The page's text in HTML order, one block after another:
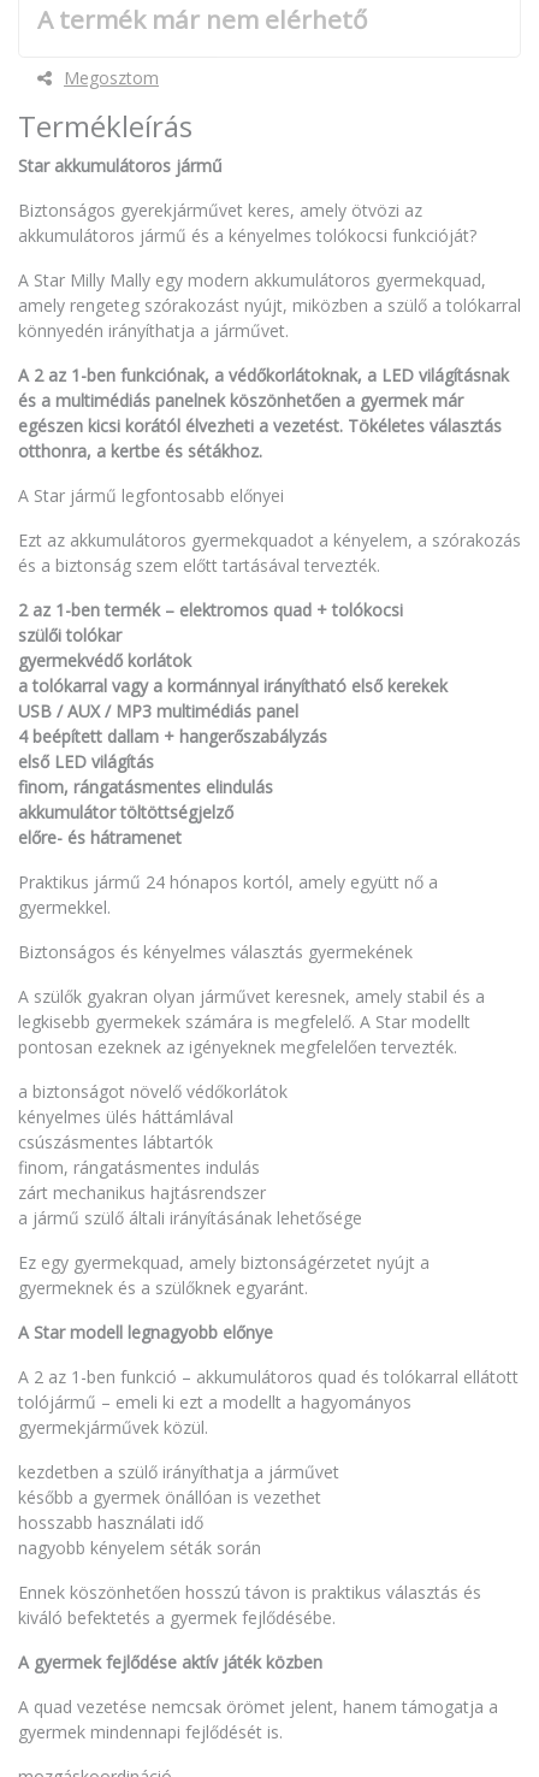
A termék már nem elérhető
Megosztom
Termékleírás
Star akkumulátoros jármű
Biztonságos gyerekjárművet keres, amely ötvözi az
akkumulátoros jármű és a kényelmes tolókocsi funkcióját?
A Star Milly Mally egy modern akkumulátoros gyermekquad,
amely rengeteg szórakozást nyújt, miközben a szülő a tolókarral
könnyedén irányíthatja a járművet.
A 2 az 1-ben funkciónak, a védőkorlátoknak, a LED világításnak
és a multimédiás panelnek köszönhetően a gyermek már
egészen kicsi korától élvezheti a vezetést. Tökéletes választás
otthonra, a kertbe és sétákhoz.
A Star jármű legfontosabb előnyei
Ezt az akkumulátoros gyermekquadot a kényelem, a szórakozás
és a biztonság szem előtt tartásával tervezték.
2 az 1-ben termék – elektromos quad + tolókocsi
szülői tolókar
gyermekvédő korlátok
a tolókarral vagy a kormánnyal irányítható első kerekek
USB / AUX / MP3 multimédiás panel
4 beépített dallam + hangerőszabályzás
első LED világítás
finom, rángatásmentes elindulás
akkumulátor töltöttségjelző
előre- és hátramenet
Praktikus jármű 24 hónapos kortól, amely együtt nő a
gyermekkel.
Biztonságos és kényelmes választás gyermekének
A szülők gyakran olyan járművet keresnek, amely stabil és a
legkisebb gyermekek számára is megfelelő. A Star modellt
pontosan ezeknek az igényeknek megfelelően tervezték.
a biztonságot növelő védőkorlátok
kényelmes ülés háttámlával
csúszásmentes lábtartók
finom, rángatásmentes indulás
zárt mechanikus hajtásrendszer
a jármű szülő általi irányításának lehetősége
Ez egy gyermekquad, amely biztonságérzetet nyújt a
gyermeknek és a szülőknek egyaránt.
A Star modell legnagyobb előnye
A 2 az 1-ben funkció – akkumulátoros quad és tolókarral ellátott
tolójármű – emeli ki ezt a modellt a hagyományos
gyermekjárművek közül.
kezdetben a szülő irányíthatja a járművet
később a gyermek önállóan is vezethet
hosszabb használati idő
nagyobb kényelem séták során
Ennek köszönhetően hosszú távon is praktikus választás és
kiváló befektetés a gyermek fejlődésébe.
A gyermek fejlődése aktív játék közben
A quad vezetése nemcsak örömet jelent, hanem támogatja a
gyermek mindennapi fejlődését is.